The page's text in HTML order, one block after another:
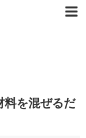
料を混ぜるだ